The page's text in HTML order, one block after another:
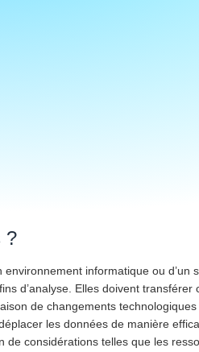
?
informatique ou d’un
d’analyse. Elles doivent
de changements
les données de manière
considérations telles que les